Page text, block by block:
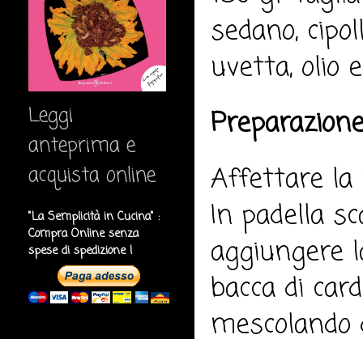
sedano,
uvetta, olio
Affettare la
In padella
aggiungere
bacca di
Leggi
anteprima e
acquista online
"La Semplicità in Cucina" :
Compra Online senza
spese di spedizione !